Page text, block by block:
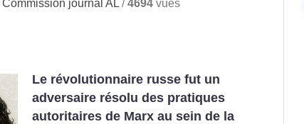
Commission journal AL /4694 vues
Le révolutionnaire russe fut un
adversaire résolu des pratiques
autoritaires de Marx au sein de la